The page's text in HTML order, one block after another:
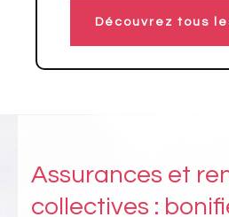
Découvrez tous
Assurances et
collectives :